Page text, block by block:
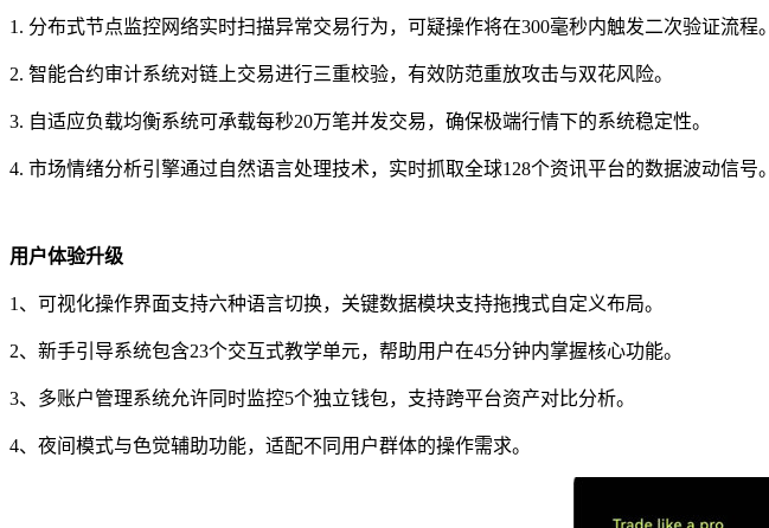
1. 分布式节点监控网络实时扫描异常交易行为，可疑操作将在300毫秒内触发二次验证流程。
2. 智能合约审计系统对链上交易进行三重校验，有效防范重放攻击与双花风险。
3. 自适应负载均衡系统可承载每秒20万笔并发交易，确保极端行情下的系统稳定性。
4. 市场情绪分析引擎通过自然语言处理技术，实时抓取全球128个资讯平台的数据波动信号。
用户体验升级
1、可视化操作界面支持六种语言切换，关键数据模块支持拖拽式自定义布局。
2、新手引导系统包含23个交互式教学单元，帮助用户在45分钟内掌握核心功能。
3、多账户管理系统允许同时监控5个独立钱包，支持跨平台资产对比分析。
4、夜间模式与色觉辅助功能，适配不同用户群体的操作需求。